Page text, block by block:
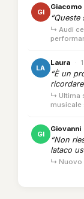
GI
Giacomo
↳ Audi
LA
Laura ·
“È un
↳ Ultima
musicale
GI
Giovanni
“Non
lataco
↳ Nuovo